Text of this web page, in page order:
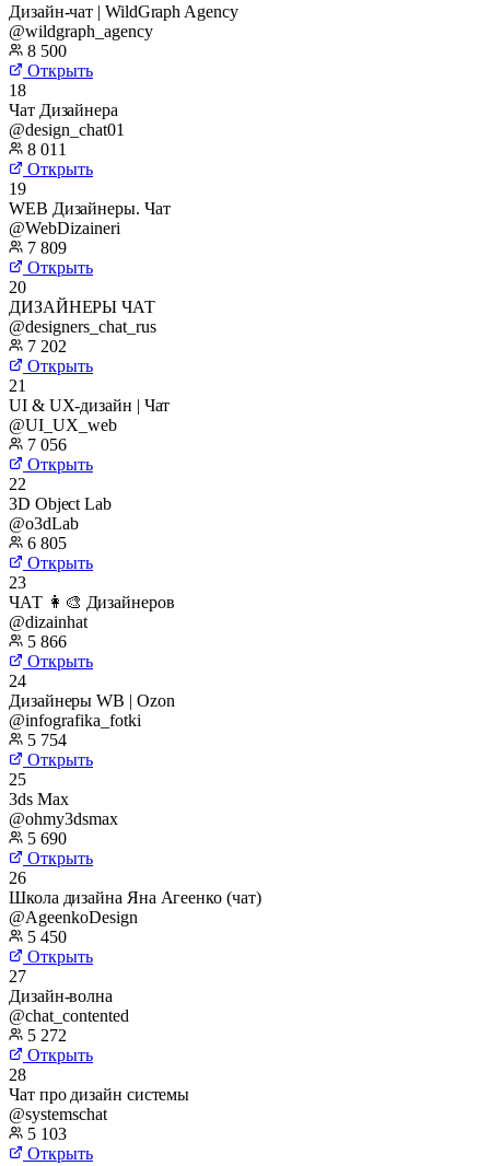
Дизайн-чат | WildGraph Agency
@wildgraph_agency
8 500
Открыть
18
Чат Дизайнера
@design_chat01
8 011
Открыть
19
WEB Дизайнеры. Чат
@WebDizaineri
7 809
Открыть
20
ДИЗАЙНЕРЫ ЧАТ
@designers_chat_rus
7 202
Открыть
21
UI & UX-дизайн | Чат
@UI_UX_web
7 056
Открыть
22
3D Object Lab
@o3dLab
6 805
Открыть
23
ЧАТ 👩‍🎨 Дизайнеров
@dizainhat
5 866
Открыть
24
Дизайнеры WB | Ozon
@infografika_fotki
5 754
Открыть
25
3ds Max
@ohmy3dsmax
5 690
Открыть
26
Школа дизайна Яна Агеенко (чат)
@AgeenkoDesign
5 450
Открыть
27
Дизайн-волна
@chat_contented
5 272
Открыть
28
Чат про дизайн системы
@systemschat
5 103
Открыть